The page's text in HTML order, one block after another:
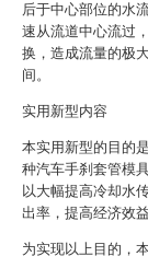
后于中心部位的水
速从流道中心流过
换，造成流量的极
间。
实用新型内容
本实用新型的目的
种汽车手刹套管模
以大幅提高冷却水
出率，提高经济效益
为实现以上目的，